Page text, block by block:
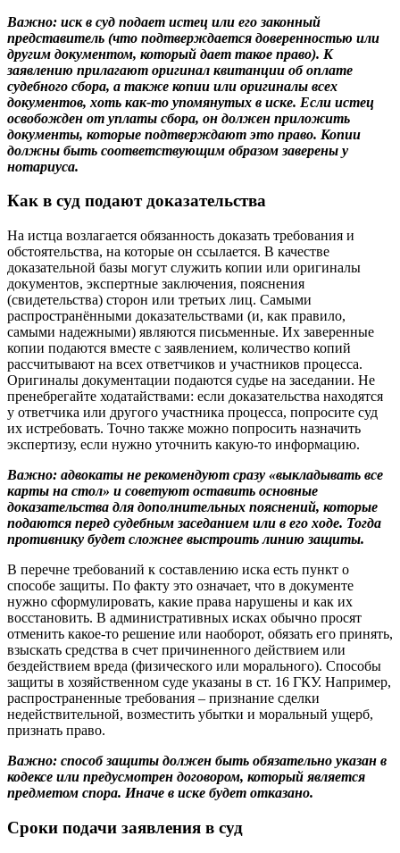
Важно: иск в суд подает истец или его законный
представитель (что подтверждается доверенностью или
другим документом, который дает такое право). К
заявлению прилагают оригинал квитанции об оплате
судебного сбора, а также копии или оригиналы всех
документов, хоть как-то упомянутых в иске. Если истец
освобожден от уплаты сбора, он должен приложить
документы, которые подтверждают это право. Копии
должны быть соответствующим образом заверены у
нотариуса.
Как в суд подают доказательства
На истца возлагается обязанность доказать требования и
обстоятельства, на которые он ссылается. В качестве
доказательной базы могут служить копии или оригиналы
документов, экспертные заключения, пояснения
(свидетельства) сторон или третьих лиц. Самыми
распространёнными доказательствами (и, как правило,
самыми надежными) являются письменные. Их заверенные
копии подаются вместе с заявлением, количество копий
рассчитывают на всех ответчиков и участников процесса.
Оригиналы документации подаются судье на заседании. Не
пренебрегайте ходатайствами: если доказательства находятся
у ответчика или другого участника процесса, попросите суд
их истребовать. Точно также можно попросить назначить
экспертизу, если нужно уточнить какую-то информацию.
Важно: адвокаты не рекомендуют сразу «выкладывать все
карты на стол» и советуют оставить основные
доказательства для дополнительных пояснений, которые
подаются перед судебным заседанием или в его ходе. Тогда
противнику будет сложнее выстроить линию защиты.
В перечне требований к составлению иска есть пункт о
способе защиты. По факту это означает, что в документе
нужно сформулировать, какие права нарушены и как их
восстановить. В административных исках обычно просят
отменить какое-то решение или наоборот, обязать его принять,
взыскать средства в счет причиненного действием или
бездействием вреда (физического или морального). Способы
защиты в хозяйственном суде указаны в ст. 16 ГКУ. Например,
распространенные требования – признание сделки
недействительной, возместить убытки и моральный ущерб,
признать право.
Важно: способ защиты должен быть обязательно указан в
кодексе или предусмотрен договором, который является
предметом спора. Иначе в иске будет отказано.
Сроки подачи заявления в суд